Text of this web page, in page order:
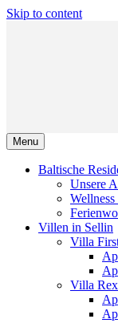
Skip to content
Menu
Baltische
Unsere
Villen in Sellin
Villa
Villa Rex